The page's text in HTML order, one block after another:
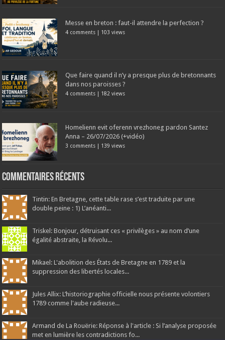
Messe en breton : faut-il attendre la perfection ?
4 comments | 103 views
Que faire quand il n’y a presque plus de bretonnants
dans nos paroisses ?
4 comments | 182 views
Homelienn evit oferenn vrezhoneg pardon Santez
Anna – 26/07/2026 (+vidéo)
3 comments | 139 views
Commentaires récents
Tintin: En Bretagne, cette table rase s’est traduite par une
double peine : 1) L’anéanti...
Triskel: Bonjour, détruisant ces « privilèges » au nom d’une
égalité abstraite, la Révolu...
Mikael: L'abolition des États de Bretagne en 1789 et la
suppression des libertés locales...
Jules Allix: L’historiographie officielle nous présente volontiers
1789 comme l'aube radieuse...
Armand de La Rouërie: Réponse à l'article : Si l’analyse proposée
met en lumière les contradictions fo...